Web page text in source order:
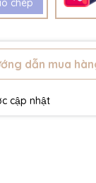
chép
dẫn mua
cập nhật